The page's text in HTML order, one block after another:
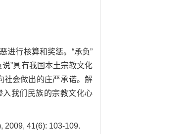
进行核算和奖惩。“承负”
”具有我国本土宗教文化
社会做出的庄严承诺。解
我们民族的宗教文化心
2009, 41(6): 103-109.